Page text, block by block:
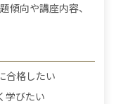
傾向や講座内容、
合格したい
学びたい